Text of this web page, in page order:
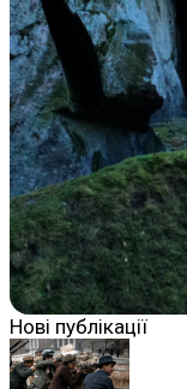
Нові публікації